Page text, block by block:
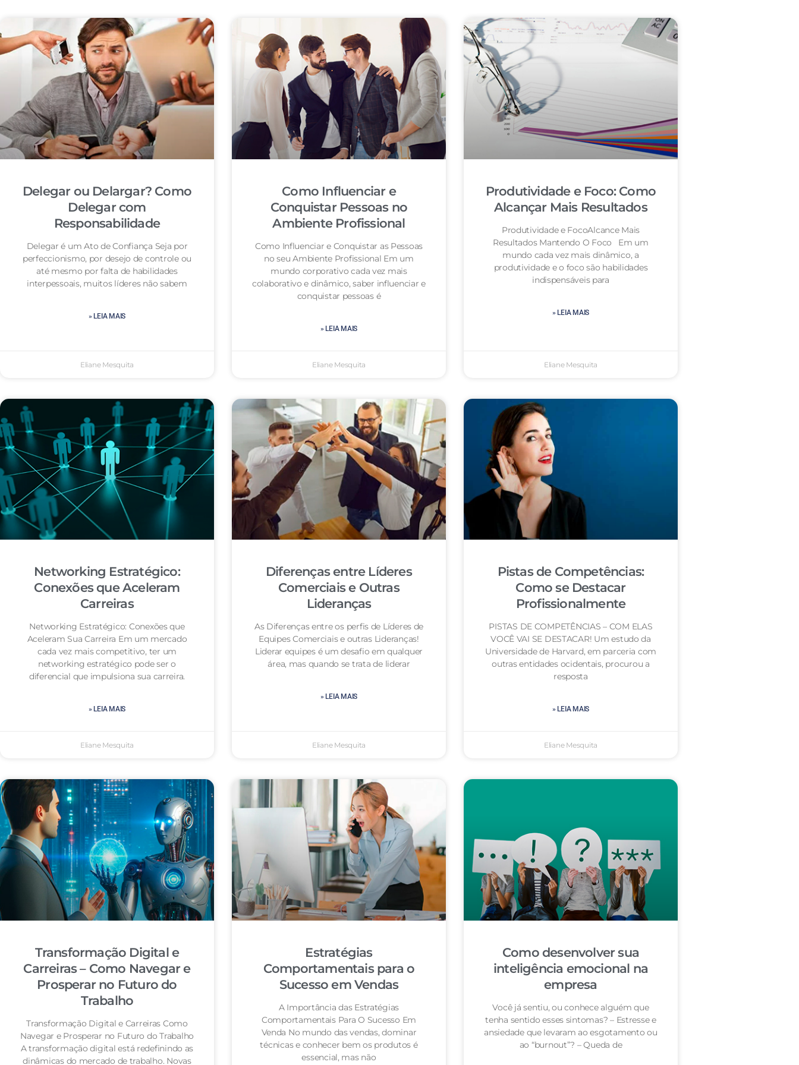
Delegar ou Delargar? Como
Delegar com
Responsabilidade
Delegar é um Ato de Confiança Seja por
perfeccionismo, por desejo de controle ou
até mesmo por falta de habilidades
interpessoais, muitos líderes não sabem
» LEIA MAIS
Eliane Mesquita
Como Influenciar e
Conquistar Pessoas no
Ambiente Profissional
Como Influenciar e Conquistar as Pessoas
no seu Ambiente Profissional Em um
mundo corporativo cada vez mais
colaborativo e dinâmico, saber influenciar e
conquistar pessoas é
» LEIA MAIS
Eliane Mesquita
Produtividade e Foco: Como
Alcançar Mais Resultados
Produtividade e FocoAlcance Mais
Resultados Mantendo O Foco Em um
mundo cada vez mais dinâmico, a
produtividade e o foco são habilidades
indispensáveis para
» LEIA MAIS
Eliane Mesquita
Networking Estratégico:
Conexões que Aceleram
Carreiras
Networking Estratégico: Conexões que
Aceleram Sua Carreira Em um mercado
cada vez mais competitivo, ter um
networking estratégico pode ser o
diferencial que impulsiona sua carreira.
» LEIA MAIS
Eliane Mesquita
Diferenças entre Líderes
Comerciais e Outras
Lideranças
As Diferenças entre os perfis de Líderes de
Equipes Comerciais e outras Lideranças!
Liderar equipes é um desafio em qualquer
área, mas quando se trata de liderar
» LEIA MAIS
Eliane Mesquita
Pistas de Competências:
Como se Destacar
Profissionalmente
PISTAS DE COMPETÊNCIAS – COM ELAS
VOCÊ VAI SE DESTACAR! Um estudo da
Universidade de Harvard, em parceria com
outras entidades ocidentais, procurou a
resposta
» LEIA MAIS
Eliane Mesquita
Transformação Digital e
Carreiras – Como Navegar e
Prosperar no Futuro do
Trabalho
Transformação Digital e Carreiras Como
Navegar e Prosperar no Futuro do Trabalho
A transformação digital está redefinindo as
dinâmicas do mercado de trabalho. Novas
Estratégias
Comportamentais para o
Sucesso em Vendas
A Importância das Estratégias
Comportamentais Para O Sucesso Em
Venda No mundo das vendas, dominar
técnicas e conhecer bem os produtos é
essencial, mas não
Como desenvolver sua
inteligência emocional na
empresa
Você já sentiu, ou conhece alguém que
tenha sentido esses sintomas? – Estresse e
ansiedade que levaram ao esgotamento ou
ao “burnout”? – Queda de